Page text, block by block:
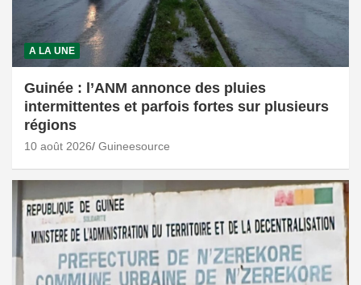
A LA UNE
Guinée : l’ANM annonce des pluies
intermittentes et parfois fortes sur plusieurs
régions
10 août 2026 Guineesource